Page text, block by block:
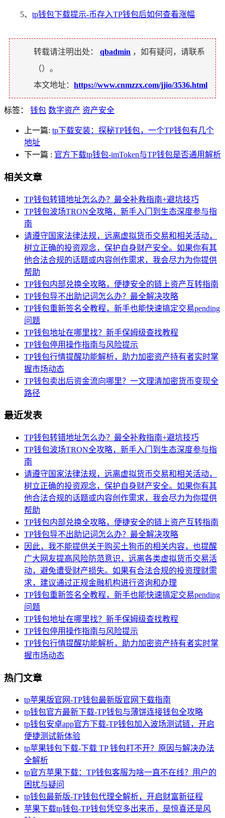
5、 tp钱包下载提示-币存入TP钱包后如何查看涨幅
转载请注明出处： qbadmin ，如有疑问，请联系
（）。
本文地址： https://www.cnmzzx.com/jjio/3536.html
标签： 钱包 数字资产 资产安全
上一篇: tp下载安装：探秘TP钱包，一个TP钱包有几个
地址
下一篇 : 官方下载tp钱包-imToken与TP钱包是否通用解析
相关文章
TP钱包转错地址怎么办？最全补救指南+避坑技巧
TP钱包波场TRON全攻略，新手入门到生态深度参与指
南
请遵守国家法律法规，远离虚拟货币交易和相关活动，
树立正确的投资观念，保护自身财产安全。如果你有其
他合法合规的话题或内容创作需求，我会尽力为你提供
帮助
TP钱包内部兑换全攻略，便捷安全的链上资产互转指南
TP钱包导不出助记词怎么办？最全解决攻略
TP钱包重新签名全教程，新手也能快速搞定交易pending
问题
TP钱包地址在哪里找？新手保姆级查找教程
TP钱包停用操作指南与风险提示
TP钱包行情提醒功能解析，助力加密资产持有者实时掌
握市场动态
TP钱包卖出后资金流向哪里？一文理清加密货币变现全
路径
最近发表
TP钱包转错地址怎么办？最全补救指南+避坑技巧
TP钱包波场TRON全攻略，新手入门到生态深度参与指
南
请遵守国家法律法规，远离虚拟货币交易和相关活动，
树立正确的投资观念，保护自身财产安全。如果你有其
他合法合规的话题或内容创作需求，我会尽力为你提供
帮助
TP钱包内部兑换全攻略，便捷安全的链上资产互转指南
TP钱包导不出助记词怎么办？最全解决攻略
因此，我不能提供关于购买土狗币的相关内容，也提醒
广大网友提高风险防范意识，远离各类虚拟货币交易活
动，避免遭受财产损失。如果有合法合规的投资理财需
求，建议通过正规金融机构进行咨询和办理
TP钱包重新签名全教程，新手也能快速搞定交易pending
问题
TP钱包地址在哪里找？新手保姆级查找教程
TP钱包停用操作指南与风险提示
TP钱包行情提醒功能解析，助力加密资产持有者实时掌
握市场动态
热门文章
tp苹果版官网-TP钱包最新版官网下载指南
tp钱包官方最新下载-TP钱包与薄饼连接钱包全攻略
tp钱包安卓app官方下载-TP钱包加入波场测试链，开启
便捷测试新体验
tp苹果钱包下载-下载 TP 钱包打不开？原因与解决办法
全解析
tp官方苹果下载：TP钱包客服为啥一直不在线？用户的
困扰与疑问
tp钱包最新版-TP钱包代理全解析，开启财富新征程
苹果下载tp钱包-TP钱包凭空多出来币，是惊喜还是风